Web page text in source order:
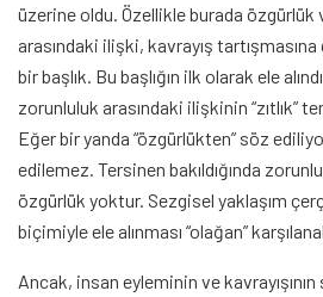
üzerine oldu. Özellikle burada özgürlük
arasındaki ilişki, kavrayış
bir başlık. Bu başlığın ilk olarak ele
zorunluluk arasındaki ilişkinin “zıtlık”
Eğer bir yanda “özgürlükten” söz
edilemez. Tersinen bakıldığında
özgürlük yoktur. Sezgisel yaklaşım
biçimiyle ele alınması “olağan”
Ancak, insan eyleminin ve